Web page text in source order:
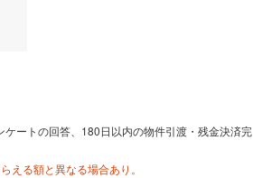
ートの回答、180日以内の物件引渡・残金決済完
える額と異なる場合あり。